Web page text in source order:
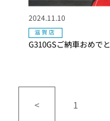
G310GSご納車おめで
2024.11.10
滋賀店
< 1